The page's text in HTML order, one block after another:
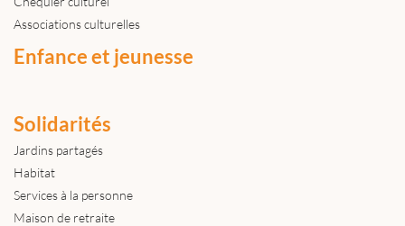
Associations culturelles
Enfance et jeunesse
Solidarités
Jardins partagés
Habitat
Services à la personne
Maison de retraite